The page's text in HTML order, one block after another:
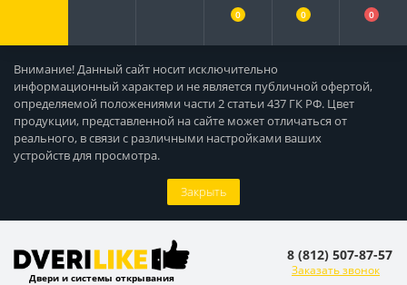
Внимание! Данный сайт носит исключительно
информационный характер и не является публичной офертой,
определяемой положениями части 2 статьи 437 ГК РФ. Цвет
продукции, представленной на сайте может отличаться от
реального, в связи с различными настройками ваших
устройств для просмотра.
Закрыть
0 0 0
Двери и системы открывания
8 (812) 507-87-57
Заказать звонок